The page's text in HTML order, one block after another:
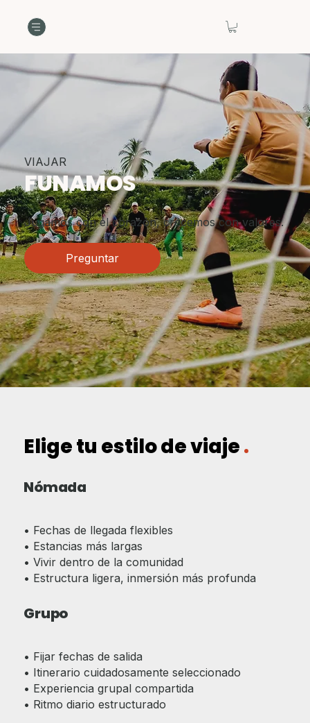
VIAJAR
FUNAMOS
Jugamos con el corazón, crecemos con valores.
Preguntar
Elige tu estilo de viaje.
Nómada
• Fechas de llegada flexibles
• Estancias más largas
• Vivir dentro de la comunidad
• Estructura ligera, inmersión más profunda
Grupo
• Fijar fechas de salida
• Itinerario cuidadosamente seleccionado
• Experiencia grupal compartida
• Ritmo diario estructurado